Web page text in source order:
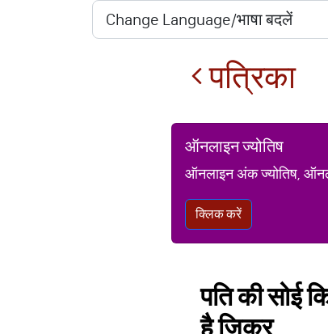
पत्रिका
ऑनलाइन ज्योतिष
ऑनलाइन अंक ज्योतिष,
क्लिक करें
पति की सोई